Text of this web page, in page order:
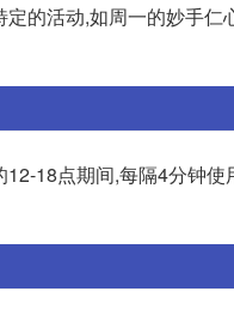
的活动,如周一的妙手
18点期间,每隔4分钟